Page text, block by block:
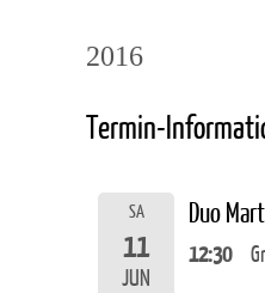
2016
Termin-
SA
11
JUN
Duo
12:30